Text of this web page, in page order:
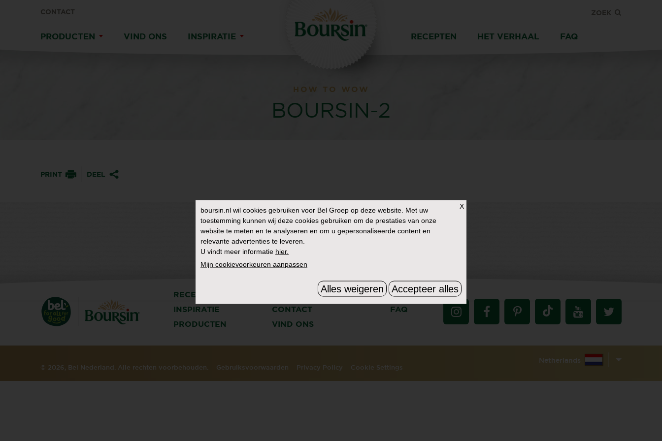
CONTACT ZOEK
PRODUCTEN VIND ONS INSPIRATIE RECEPTEN HET VERHAAL FAQ
HOW TO WOW
BOURSIN-2
PRINT DEEL
RECEPTEN HET VERHAAL
ZOEK
INSPIRATIE
CONTACT
FAQ
PRODUCTEN
VIND ONS
Netherlands
© 2026, Bel Nederland. Alle rechten voorbehouden. Gebruiksvoorwaarden Privacy Policy Cookie Settings
X
boursin.nl wil cookies gebruiken voor Bel Groep op deze website. Met uw
toestemming kunnen wij deze cookies gebruiken om de prestaties van onze
website te meten en te analyseren en om u gepersonaliseerde content en
relevante advertenties te leveren.
U vindt meer informatie hier.
Mijn cookievoorkeuren aanpassen
Alles weigeren Accepteer alles